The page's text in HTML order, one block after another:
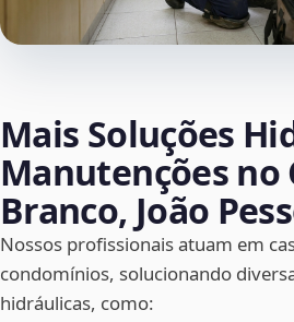
Mais Soluções
Manutenções no
Branco, João
Nossos profissionais atuam em
condomínios, solucionando
hidráulicas, como: